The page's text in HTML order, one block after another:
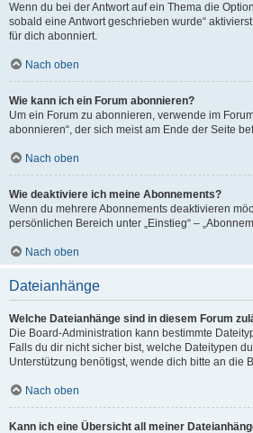
Wenn du bei der Antwort auf ein Thema die
sobald eine Antwort geschrieben wurde“
für dich abonniert.
Nach oben
Wie kann ich ein Forum abonnieren?
Um ein Forum zu abonnieren, verwende im
abonnieren“, der sich meist am Ende der Seite
Nach oben
Wie deaktiviere ich meine Abonnements?
Wenn du mehrere Abonnements deaktivieren
persönlichen Bereich unter „Einstieg“ –
Nach oben
Dateianhänge
Welche Dateianhänge sind in diesem Forum
Die Board-Administration kann bestimmte
Falls du dir nicht sicher bist, welche Dateitypen
Unterstützung benötigst, wende dich bitte an die
Nach oben
Kann ich eine Übersicht all meiner